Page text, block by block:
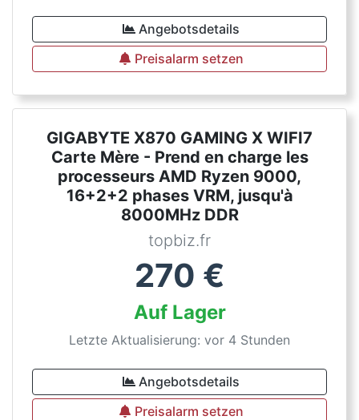
Angebotsdetails
Preisalarm setzen
GIGABYTE X870 GAMING X WIFI7
Carte Mère - Prend en charge les
processeurs AMD Ryzen 9000,
16+2+2 phases VRM, jusqu'à
8000MHz DDR
topbiz.fr
270 €
Auf Lager
Letzte Aktualisierung: vor 4 Stunden
Angebotsdetails
Preisalarm setzen